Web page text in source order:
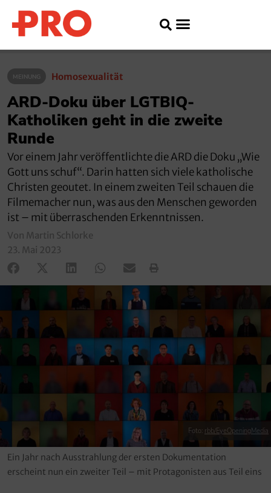
MEINUNG Homosexualität
ARD-Doku über LGTBIQ-
Katholiken geht in die zweite
Runde
Vor einem Jahr veröffentlichte die ARD die Doku „Wie
Gott uns schuf“. Darin hatten sich viele katholische
Christen geoutet. In einem zweiten Teil schauen die
Filmemacher nun, was aus den Menschen geworden
ist – mit überraschenden Erkenntnissen.
Von Martin Schlorke
23. Mai 2023
Foto: rbb/EyeOpeningMedia
Ein Jahr nach Ausstrahlung der ersten Dokumentation
erscheint nun ein zweiter Teil – mit Protagonisten aus Teil eins